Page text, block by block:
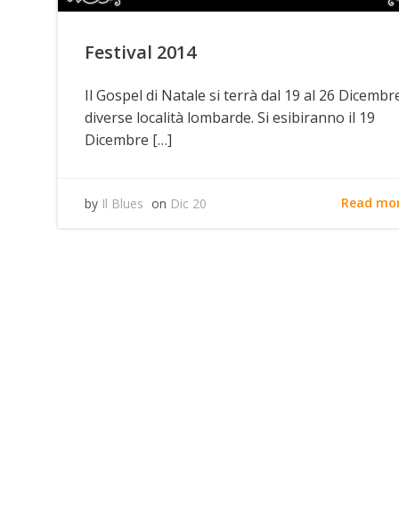
Festival 2014
Il Gospel di Natale si terrà dal 19 al 26
diverse località lombarde. Si esibiranno il 19
Dicembre […]
by Il Blues on Dic 20 Read